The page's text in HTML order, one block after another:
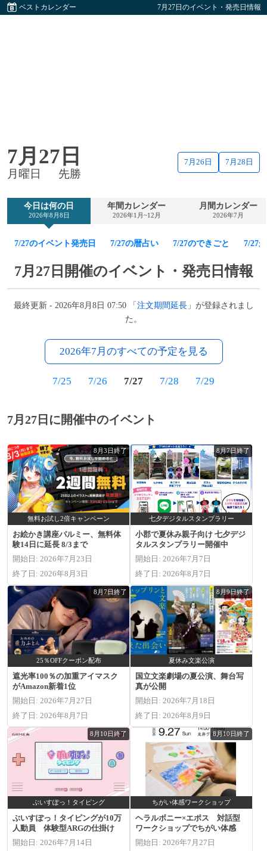
ベストカレンダー 7月27日のイベント・発売日情報
7月27日
月曜日 先勝
7月26日 7月28日
今日は何の日
2026年8月8日
年間カレンダー
2026年1月~12月
月間カレンダー
2026年7月
7/27のイベント発売日 7/27の暦占い 7/27のできごと 7/27
7月27日開催のイベント・発売日情報
最終更新 - 2026年8月8日 07:50 「注文期間延長」が登録されまし
た。
2026年7月のすべての予定を見る
7/25 7/26 7/27 7/28 7/29
7月27日に開催中のイベント
8月3日終了
無料お試し2倍キャンペーン
お絵かき講座パルミー、無料体
験14日に延長 8/3まで
開始日: 2026年7月23日
終了日: 2026年8月3日
8月7日終了
七夕デジタルスタンプラリー
小郡で夏休み親子向け 七夕デジ
タルスタンプラリー開催中
開始日: 2026年7月7日
終了日: 2026年8月7日
8月7日終了
25％OFFクーポン配布
遮光率100％の加重アイマスク
がAmazon新着1位
開始日: 2026年7月27日
終了日: 2026年8月7日
8月9日終了
夏休み文楽公演
国立文楽劇場の夏公演、舞台写
真が公開
開始日: 2026年7月18日
終了日: 2026年8月9日
8月10日終了
ぶいすぽっ！タイピング
ぶいすぽっ！タイピングが10万
人動員 体験型ARGの仕掛け
開始日: 2026年7月14日
8月10日終了
ちがい体感ワークショップ
ヘラルボニー×エポス 対話型
ワークショップでちがい体感
開始日: 2026年7月27日